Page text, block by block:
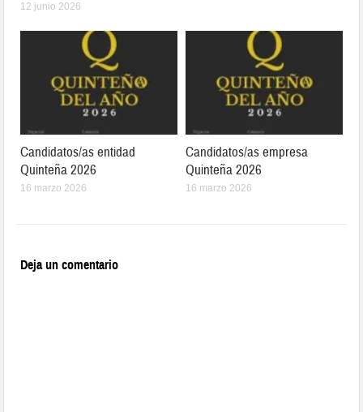
12 junio 2026
Candidatos/as entidad
Quinteña 2026
16 marzo 2026
Candidatos/as empresa
Quinteña 2026
16 marzo 2026
Deja un comentario